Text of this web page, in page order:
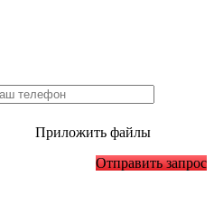
Приложить файлы
Отправить запрос